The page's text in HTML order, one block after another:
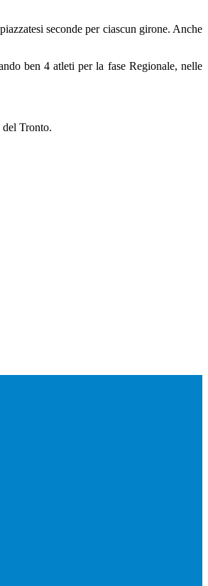
seconde per ciascun girone. Anche
ben 4 atleti per la fase Regionale, nelle
Tronto.